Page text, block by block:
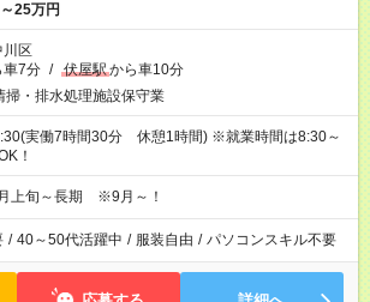
25万円
区
車7分 / 伏屋駅から車10分
掃・排水処理施設保守業
実働7時間30分 休憩1時間) ※就業時間は8:30～
！
上旬～長期 ※9月～！
/ 40～50代活躍中 / 服装自由 / パソコンスキル不要